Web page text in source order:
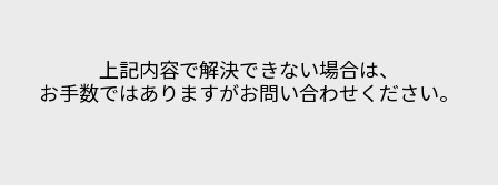
上記内容で解決できない場合は、
お手数ではありますがお問い合わせください。